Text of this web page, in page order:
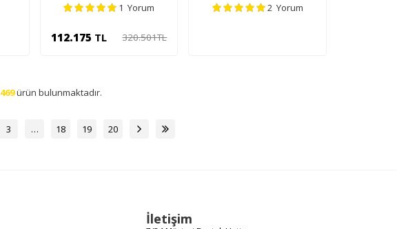
1 Yorum
112.175 TL 320.501TL
2 Yorum
469ürün bulunmaktadır.
3 … 18 19 20
İletişim